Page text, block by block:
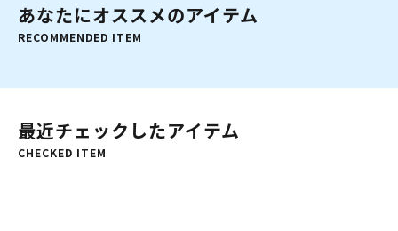
あなたにオススメのアイテム
RECOMMENDED ITEM
最近チェックしたアイテム
CHECKED ITEM